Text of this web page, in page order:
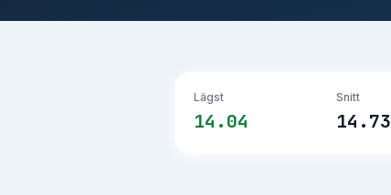
Lägst
14.04
Snitt
14.73